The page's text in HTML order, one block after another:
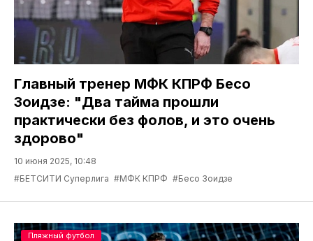
Главный тренер МФК КПРФ Бесо
Зоидзе: "Два тайма прошли
практически без фолов, и это очень
здорово"
10 июня 2025, 10:48
#БЕТСИТИ Суперлига #МФК КПРФ #Бесо Зоидзе
Пляжный футбол